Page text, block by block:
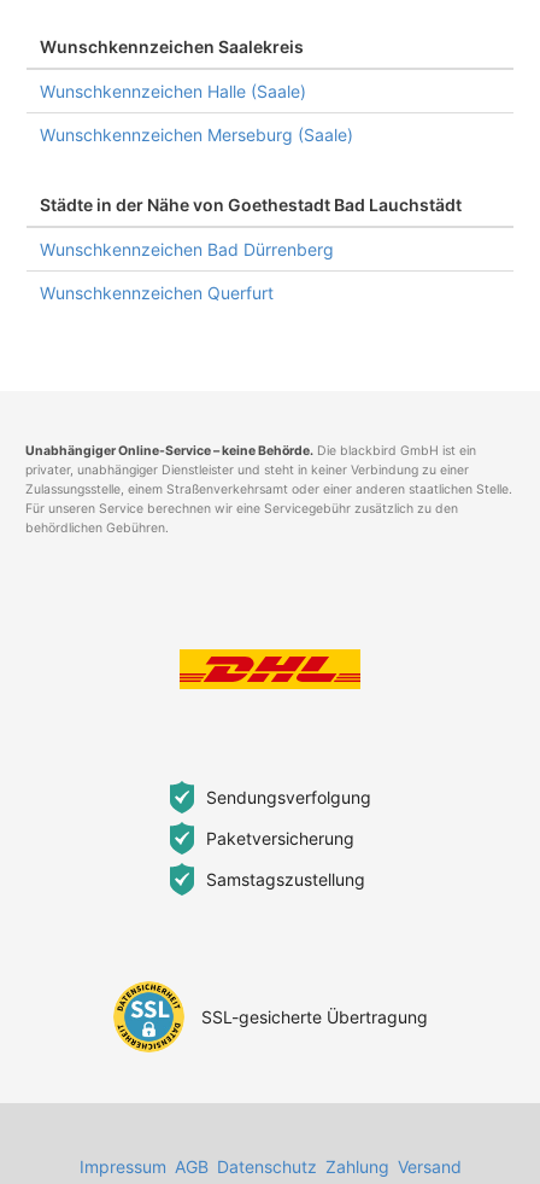
Wunschkennzeichen Saalekreis
Wunschkennzeichen Halle (Saale)
Wunschkennzeichen Merseburg (Saale)
Städte in der Nähe von Goethestadt Bad Lauchstädt
Wunschkennzeichen Bad Dürrenberg
Wunschkennzeichen Querfurt
Unabhängiger Online-Service – keine Behörde. Die blackbird GmbH ist ein
privater, unabhängiger Dienstleister und steht in keiner Verbindung zu einer
Zulassungsstelle, einem Straßenverkehrsamt oder einer anderen staatlichen Stelle.
Für unseren Service berechnen wir eine Servicegebühr zusätzlich zu den
behördlichen Gebühren.
Sendungsverfolgung
Paketversicherung
Samstagszustellung
SSL-gesicherte Übertragung
Impressum AGB Datenschutz Zahlung Versand